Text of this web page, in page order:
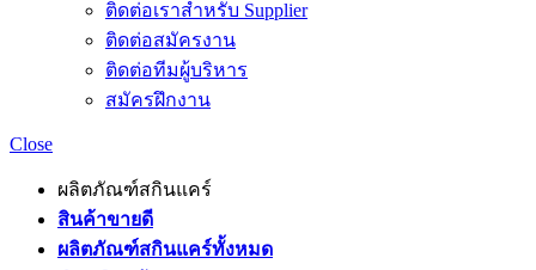
ติดต่อเราสำหรับ Supplier
ติดต่อสมัครงาน
ติดต่อทีมผู้บริหาร
สมัครฝึกงาน
Close
ผลิตภัณฑ์สกินแคร์
สินค้าขายดี
ผลิตภัณฑ์สกินแคร์ทั้งหมด